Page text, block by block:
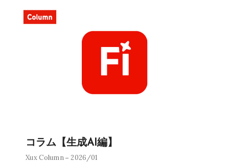
コラム【生成AI編】
Xux Column 2026/01